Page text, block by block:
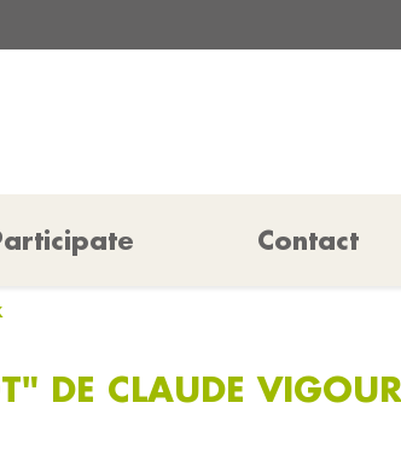
Contact
DE CLAUDE